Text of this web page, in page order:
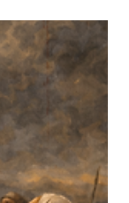
게 하시니 참으로
깊이 만나는
를 흔들며 주님
지만, 삶 속에서
백합니다. 환호